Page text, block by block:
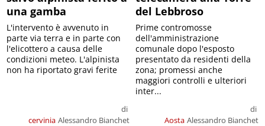
una gamba
cervinia
di
Alessandro Bianchet
L'intervento è avvenuto in
parte via terra e in parte con
l'elicottero a causa delle
condizioni meteo. L'alpinista
non ha riportato gravi ferite
del Lebbroso
Aosta
di
Alessandro Bianchet
Prime contromosse
dell'amministrazione
comunale dopo l'esposto
presentato da residenti della
zona; promessi anche
maggiori controlli e ulteriori
inter...